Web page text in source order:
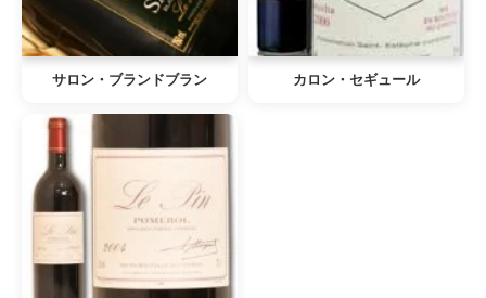
サロン・ブランドブラン カロン・セギュール